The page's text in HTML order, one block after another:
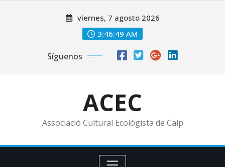
viernes, 7 agosto 2026
3:46:49 AM
Síguenos
ACEC
Associació Cultural Ecológista de Calp